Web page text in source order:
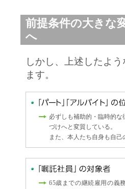
前提条件の大きな
へ
しかし、上述したよ
ます。
必ずしも補助的・臨時的
づけへと変質している。
また、本人たち自身も自
65歳までの継続雇用の義